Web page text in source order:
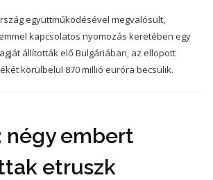
együttműködésével megvalósult,
kapcsolatos nyomozás keretében egy
állították elő Bulgáriában, az ellopott
körülbelül 870 millió euróra becsülik.
négy embert
etruszk